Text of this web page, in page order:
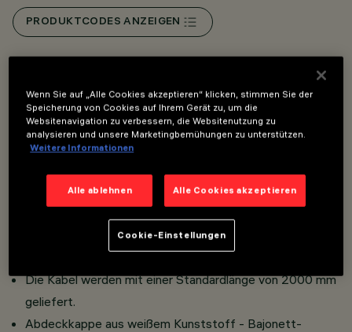
PRODUKTCODES ANZEIGEN
Design Harvey 1968 | Neuauflage 2023.
Hängeleuchte für diffuses Licht. Produkt komplett mit
Installationsfläche mit Klemmleiste für die elektrischen
Befestigungssystem und Kolbenverstellung des
Die Kabel werden mit einer Standardlänge von 2000 mm
geliefert.
Abdeckkappe aus weißem Kunststoff - Bajonett-
Wenn Sie auf „Alle Cookies akzeptieren“ klicken, stimmen Sie der
Speicherung von Cookies auf Ihrem Gerät zu, um die
Websitenavigation zu verbessern, die Websitenutzung zu
analysieren und unsere Marketingbemühungen zu unterstützen.
Weitere Informationen
Alle ablehnen Alle Cookies akzeptieren
Cookie-Einstellungen